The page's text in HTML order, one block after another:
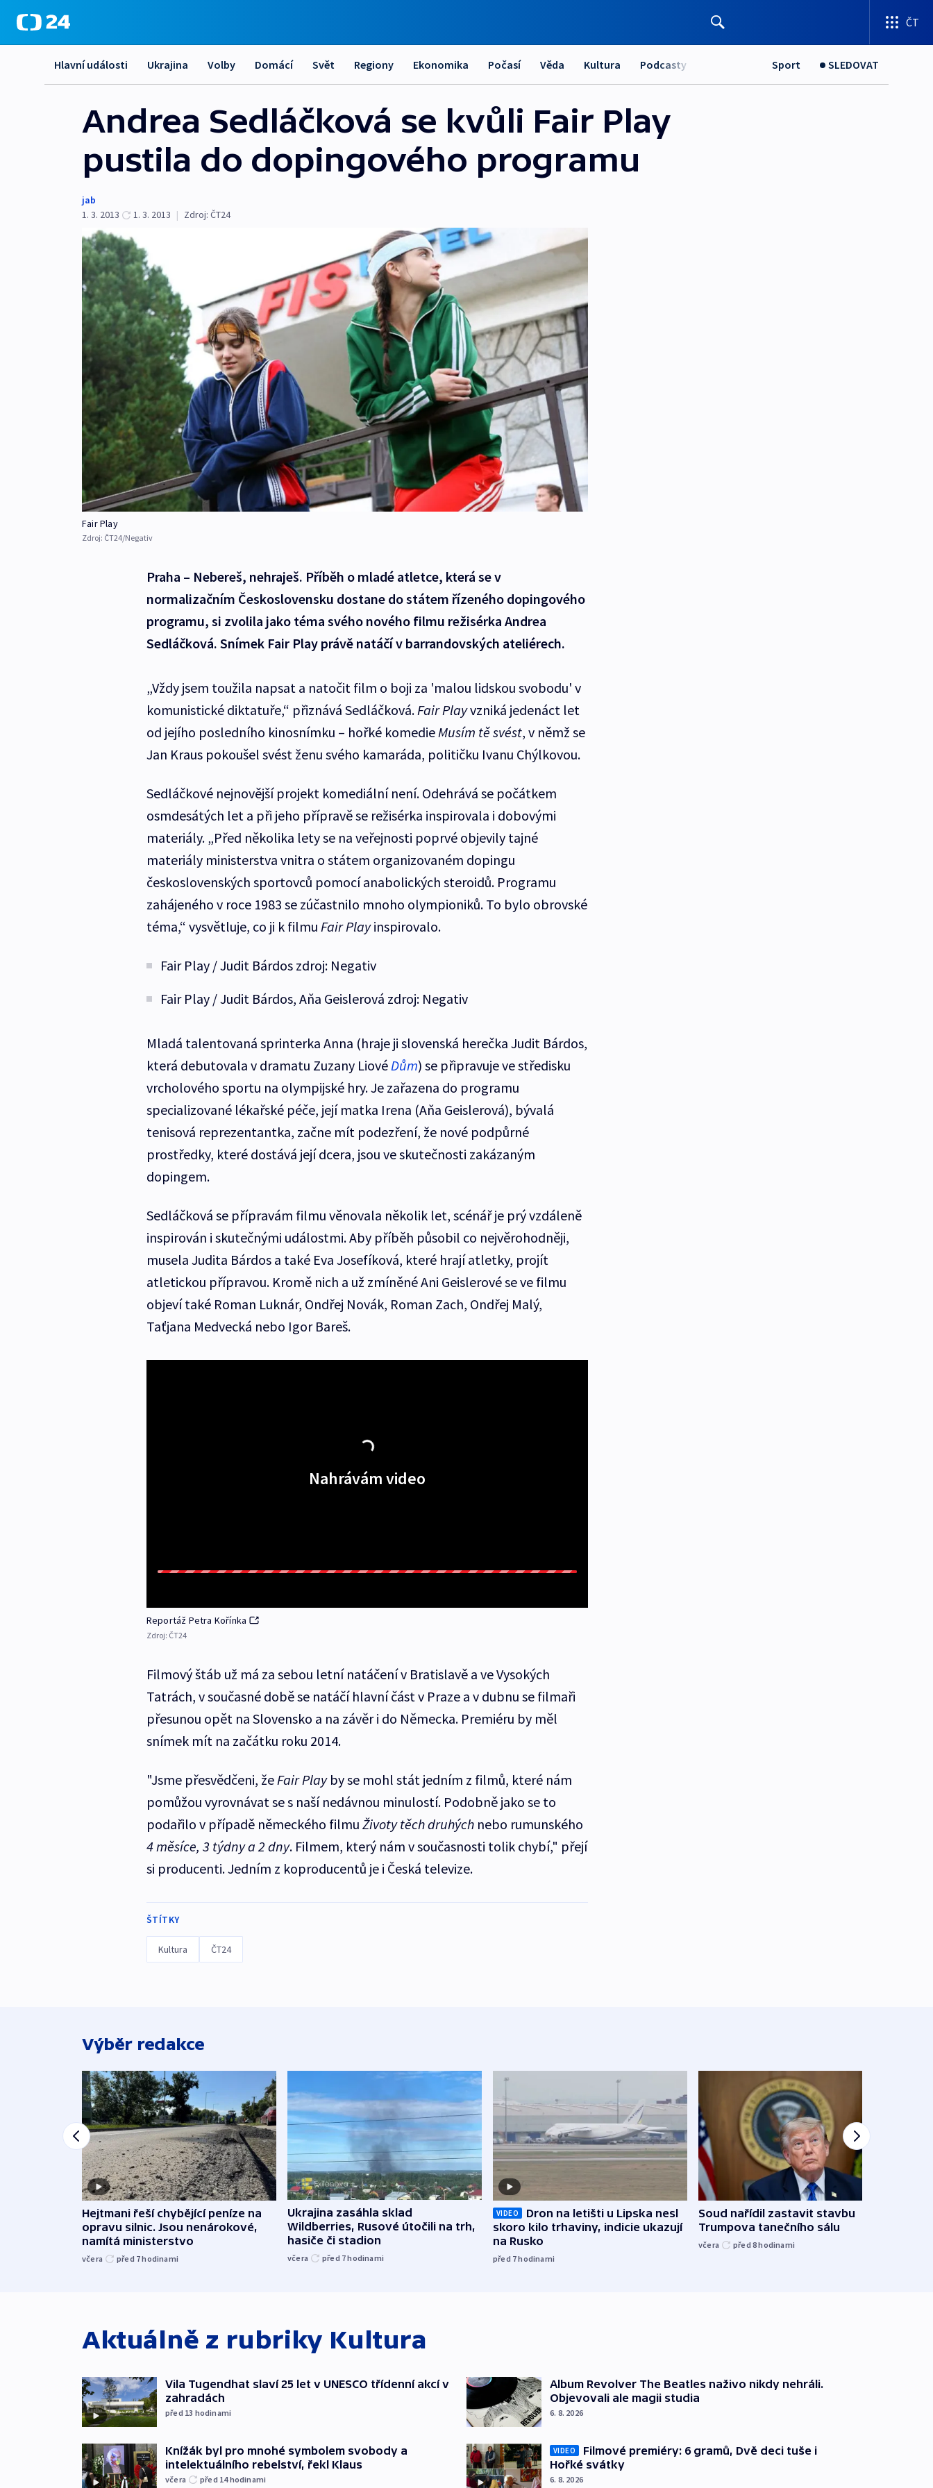
ČT
Hlavní události Ukrajina Volby Domácí Svět Regiony Ekonomika Počasí Věda Kultura Podcasty Sport SLEDOVAT
Andrea Sedláčková se kvůli Fair Play
pustila do dopingového programu
jab
1. 3. 2013
1. 3. 2013 | Zdroj: ČT24
Fair Play
Zdroj: ČT24/Negativ
Praha – Nebereš, nehraješ. Příběh o mladé atletce, která se v
normalizačním Československu dostane do státem řízeného dopingového
programu, si zvolila jako téma svého nového filmu režisérka Andrea
Sedláčková. Snímek Fair Play právě natáčí v barrandovských ateliérech.
„Vždy jsem toužila napsat a natočit film o boji za 'malou lidskou svobodu' v
komunistické diktatuře,“ přiznává Sedláčková. Fair Playvzniká jedenáct let
od jejího posledního kinosnímku – hořké komedie Musím tě svést, v němž se
Jan Kraus pokoušel svést ženu svého kamaráda, političku Ivanu Chýlkovou.
Sedláčkové nejnovější projekt komediální není. Odehrává se počátkem
osmdesátých let a při jeho přípravě se režisérka inspirovala i dobovými
materiály. „Před několika lety se na veřejnosti poprvé objevily tajné
materiály ministerstva vnitra o státem organizovaném dopingu
československých sportovců pomocí anabolických steroidů. Programu
zahájeného v roce 1983 se zúčastnilo mnoho olympioniků. To bylo obrovské
téma,“ vysvětluje, co ji k filmu Fair Playinspirovalo.
Fair Play / Judit Bárdos zdroj: Negativ
Fair Play / Judit Bárdos, Aňa Geislerová zdroj: Negativ
Mladá talentovaná sprinterka Anna (hraje ji slovenská herečka Judit Bárdos,
která debutovala v dramatu Zuzany Liové Dům) se připravuje ve středisku
vrcholového sportu na olympijské hry. Je zařazena do programu
specializované lékařské péče, její matka Irena (Aňa Geislerová), bývalá
tenisová reprezentantka, začne mít podezření, že nové podpůrné
prostředky, které dostává její dcera, jsou ve skutečnosti zakázaným
dopingem.
Sedláčková se přípravám filmu věnovala několik let, scénář je prý vzdáleně
inspirován i skutečnými událostmi. Aby příběh působil co nejvěrohodněji,
musela Judita Bárdos a také Eva Josefíková, které hrají atletky, projít
atletickou přípravou. Kromě nich a už zmíněné Ani Geislerové se ve filmu
objeví také Roman Luknár, Ondřej Novák, Roman Zach, Ondřej Malý,
Taťjana Medvecká nebo Igor Bareš.
Nahrávám video
Reportáž Petra Kořínka
Zdroj: ČT24
Filmový štáb už má za sebou letní natáčení v Bratislavě a ve Vysokých
Tatrách, v současné době se natáčí hlavní část v Praze a v dubnu se filmaři
přesunou opět na Slovensko a na závěr i do Německa. Premiéru by měl
snímek mít na začátku roku 2014.
"Jsme přesvědčeni, žeFair Playby se mohl stát jedním z filmů, které nám
pomůžou vyrovnávat se s naší nedávnou minulostí. Podobně jako se to
podařilo v případě německého filmu Životy těch druhýchnebo rumunského
4 měsíce, 3 týdny a 2 dny. Filmem, který nám v současnosti tolik chybí," přejí
si producenti. Jedním z koproducentů je i Česká televize.
ŠTÍTKY
Kultura ČT24
Výběr redakce
Hejtmani řeší chybějící peníze na
opravu silnic. Jsou nenárokové,
namítá ministerstvo
včera před 7hodinami
Ukrajina zasáhla sklad
Wildberries, Rusové útočili na trh,
hasiče či stadion
včera před 7hodinami
VIDEO
Dron na letišti u Lipska nesl
skoro kilo trhaviny, indicie ukazují
na Rusko
před 7hodinami
Soud nařídil zastavit stavbu
Trumpova tanečního sálu
včera před 8hodinami
Aktuálně z rubriky Kultura
Vila Tugendhat slaví 25 let v UNESCO třídenní akcí v
zahradách
před 13 hodinami
Knížák byl pro mnohé symbolem svobody a
intelektuálního rebelství, řekl Klaus
včera před 14hodinami
Album Revolver The Beatles naživo nikdy nehráli.
Objevovali ale magii studia
6. 8. 2026
VIDEO
Filmové premiéry: 6 gramů, Dvě deci tuše i
Hořké svátky
6. 8. 2026